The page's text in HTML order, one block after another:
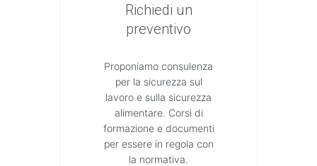
Richiedi un
preventivo
Proponiamo consulenza
per la sicurezza sul
lavoro e sulla sicurezza
alimentare. Corsi di
formazione e documenti
per essere in regola con
la normativa.